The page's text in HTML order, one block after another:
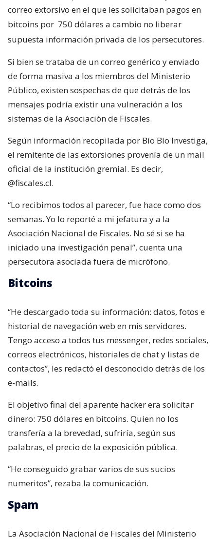
correo extorsivo en el que les solicitaban pagos en
bitcoins por 750 dólares a cambio no liberar
supuesta información privada de los persecutores.
Si bien se trataba de un correo genérico y enviado
de forma masiva a los miembros del Ministerio
Público, existen sospechas de que detrás de los
mensajes podría existir una vulneración a los
sistemas de la Asociación de Fiscales.
Según información recopilada por Bío Bío Investiga,
el remitente de las extorsiones provenía de un mail
oficial de la institución gremial. Es decir,
@fiscales.cl.
“Lo recibimos todos al parecer, fue hace como dos
semanas. Yo lo reporté a mi jefatura y a la
Asociación Nacional de Fiscales. No sé si se ha
iniciado una investigación penal”, cuenta una
persecutora asociada fuera de micrófono.
Bitcoins
“He descargado toda su información: datos, fotos e
historial de navegación web en mis servidores.
Tengo acceso a todos tus messenger, redes sociales,
correos electrónicos, historiales de chat y listas de
contactos”, les redactó el desconocido detrás de los
e-mails.
El objetivo final del aparente hacker era solicitar
dinero: 750 dólares en bitcoins. Quien no los
transfería a la brevedad, sufriría, según sus
palabras, el precio de la exposición pública.
“He conseguido grabar varios de sus sucios
numeritos”, rezaba la comunicación.
Spam
La Asociación Nacional de Fiscales del Ministerio